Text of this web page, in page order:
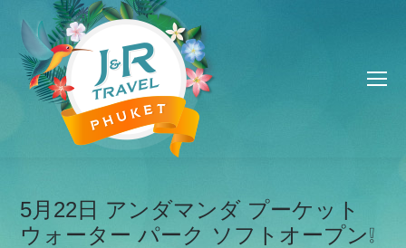
5月22日 アンダマンダ プーケット
ウォーター パーク ソフトオープン❕